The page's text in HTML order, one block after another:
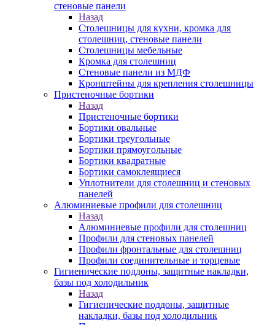
стеновые панели
Назад
Столешницы для кухни, кромка для
столешниц, стеновые панели
Столешницы мебельные
Кромка для столешниц
Стеновые панели из МДФ
Кронштейны для крепления столешницы
Пристеночные бортики
Назад
Пристеночные бортики
Бортики овальные
Бортики треугольные
Бортики прямоугольные
Бортики квадратные
Бортики самоклеящиеся
Уплотнители для столешниц и стеновых
панелей
Алюминиевые профили для столешниц
Назад
Алюминиевые профили для столешниц
Профили для стеновых панелей
Профили фронтальные для столешниц
Профили соединительные и торцевые
Гигиенические поддоны, защитные накладки,
базы под холодильник
Назад
Гигиенические поддоны, защитные
накладки, базы под холодильник